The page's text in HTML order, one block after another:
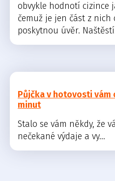
obvykle hodnotí cizince
čemuž je jen část z nich
poskytnou úvěr.
Půjčka v hotovosti vám
minut
Stalo se vám někdy, že
nečekané výdaje a vy...